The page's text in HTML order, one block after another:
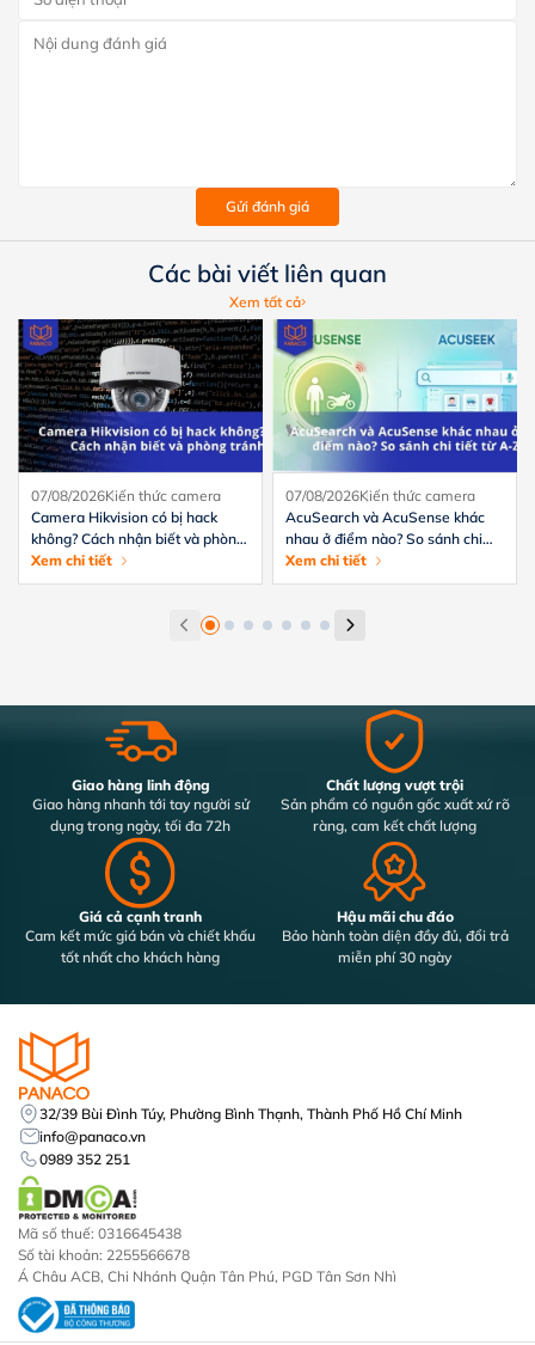
Gửi đánh giá
Các bài viết liên quan
Xem tất cả
07/08/2026Kiến thức camera
Camera Hikvision có bị hack
không? Cách nhận biết và phòng
tránh hiệu quả
Xem chi tiết
07/08/2026Kiến thức camera
AcuSearch và AcuSense khác
nhau ở điểm nào? So sánh chi
tiết từ A-Z
Xem chi tiết
Giao hàng linh động
Giao hàng nhanh tới tay người sử
dụng trong ngày, tối đa 72h
Chất lượng vượt trội
Sản phẩm có nguồn gốc xuất xứ rõ
ràng, cam kết chất lượng
Giá cả cạnh tranh
Cam kết mức giá bán và chiết khấu
tốt nhất cho khách hàng
Hậu mãi chu đáo
Bảo hành toàn diện đầy đủ, đổi trả
miễn phí 30 ngày
32/39 Bùi Đình Túy, Phường Bình Thạnh, Thành Phố Hồ Chí Minh
info@panaco.vn
0989 352 251
Mã số thuế: 0316645438
Số tài khoản: 2255566678
Á Châu ACB, Chi Nhánh Quận Tân Phú, PGD Tân Sơn Nhì